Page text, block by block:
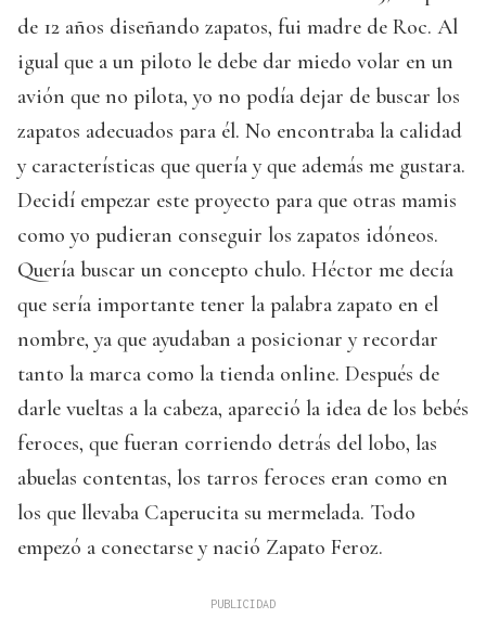
de 12 años diseñando zapatos, fui madre de Roc. Al
igual que a un piloto le debe dar miedo volar en un
avión que no pilota, yo no podía dejar de buscar los
zapatos adecuados para él. No encontraba la calidad
y características que quería y que además me gustara.
Decidí empezar este proyecto para que otras mamis
como yo pudieran conseguir los zapatos idóneos.
Quería buscar un concepto chulo. Héctor me decía
que sería importante tener la palabra zapato en el
nombre, ya que ayudaban a posicionar y recordar
tanto la marca como la tienda online. Después de
darle vueltas a la cabeza, apareció la idea de los bebés
feroces, que fueran corriendo detrás del lobo, las
abuelas contentas, los tarros feroces eran como en
los que llevaba Caperucita su mermelada. Todo
empezó a conectarse y nació Zapato Feroz.